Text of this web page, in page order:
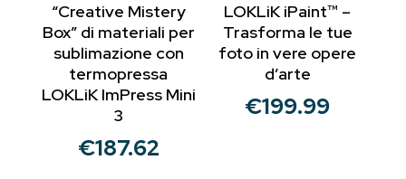
“Creative Mistery
Box” di materiali per
sublimazione con
termopressa
LOKLiK ImPress Mini
3
€187.62
LOKLiK iPaint™ –
Trasforma le tue
foto in vere opere
d’arte
€199.99